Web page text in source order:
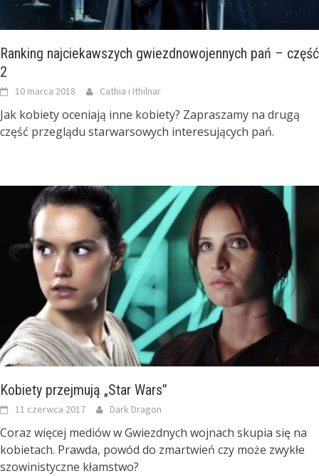
Ranking najciekawszych gwiezdnowojennych pań – część
2
10 marca 2018 Cathia i Ithilnar
Jak kobiety oceniają inne kobiety? Zapraszamy na drugą
część przeglądu starwarsowych interesujących pań.
Kobiety przejmują „Star Wars”
11 czerwca 2017 Dark Dragon
Coraz więcej mediów w Gwiezdnych wojnach skupia się na
kobietach. Prawda, powód do zmartwień czy może zwykłe
szowinistyczne kłamstwo?